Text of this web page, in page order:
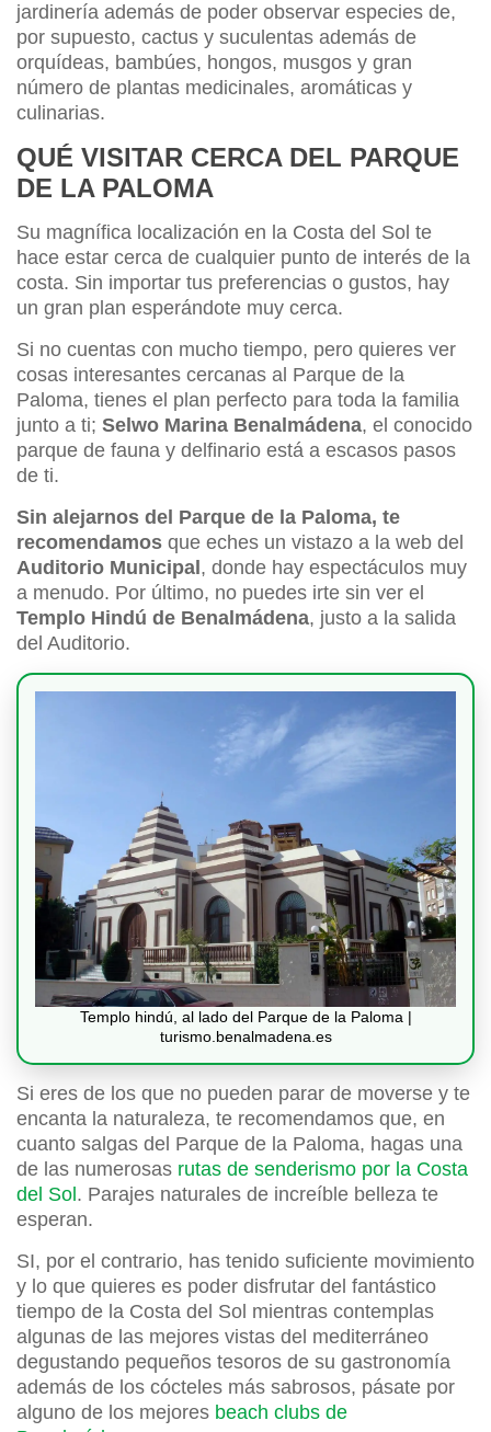
jardinería además de poder observar especies de,
por supuesto, cactus y suculentas además de
orquídeas, bambúes, hongos, musgos y gran
número de plantas medicinales, aromáticas y
culinarias.
QUÉ VISITAR CERCA DEL PARQUE
DE LA PALOMA
Su magnífica localización en la Costa del Sol te
hace estar cerca de cualquier punto de interés de la
costa. Sin importar tus preferencias o gustos, hay
un gran plan esperándote muy cerca.
Si no cuentas con mucho tiempo, pero quieres ver
cosas interesantes cercanas al Parque de la
Paloma, tienes el plan perfecto para toda la familia
junto a ti; Selwo Marina Benalmádena, el conocido
parque de fauna y delfinario está a escasos pasos
de ti.
Sin alejarnos del Parque de la Paloma, te
recomendamos que eches un vistazo a la web del
Auditorio Municipal , donde hay espectáculos muy
a menudo. Por último, no puedes irte sin ver el
Templo Hindú de Benalmádena, justo a la salida
del Auditorio.
Templo hindú, al lado del Parque de la Paloma |
turismo.benalmadena.es
Si eres de los que no pueden parar de moverse y te
encanta la naturaleza, te recomendamos que, en
cuanto salgas del Parque de la Paloma, hagas una
de las numerosas rutas de senderismo por la Costa
del Sol . Parajes naturales de increíble belleza te
esperan.
SI, por el contrario, has tenido suficiente movimiento
y lo que quieres es poder disfrutar del fantástico
tiempo de la Costa del Sol mientras contemplas
algunas de las mejores vistas del mediterráneo
degustando pequeños tesoros de su gastronomía
además de los cócteles más sabrosos, pásate por
alguno de los mejores beach clubs de